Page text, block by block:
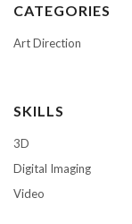
CATEGORIES
Art Direction
SKILLS
3D
Digital Imaging
Video